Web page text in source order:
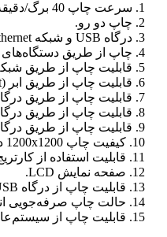
1. سرعت چاپ 40 برگ/دقیقه.
2. چاپ دو رو.
3. درگاه USB و شبکه Ethernet.
4. چاپ از طریق دستگاه‌های همراه.
5. قابلیت چاپ از طریق شبکه بی‌سیم.
6. قابلیت چاپ از طریق ابر (Cloud Print).
7. قابلیت چاپ از طریق درگاه NFC.
8. قابلیت چاپ از طریق درگاه AirPrint.
9. قابلیت چاپ از طریق درگاه Mopria.
10. کیفیت چاپ 1200x1200 دی‌پی‌آی.
11. قابلیت استفاده از کارتریج‌های با ظرفیت بالا.
12. صفحه نمایش LCD.
13. قابلیت چاپ از درگاه USB از روی فلش درایو.
14. حالت چاپ صرفه‌جویی انرژی.
15. قابلیت چاپ از سیستم‌عامل‌های مختلف.